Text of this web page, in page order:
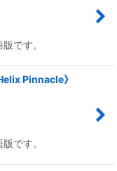
です。
Pinnacle》
です。